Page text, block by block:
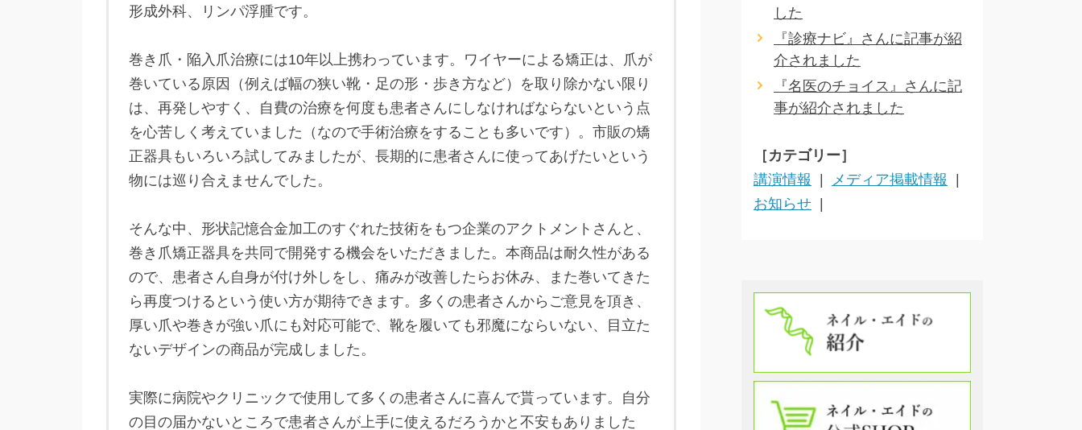
形成外科、リンパ浮腫です。
巻き爪・陥入爪治療には10年以上携わっています。ワイヤーによる矯正は、爪が
巻いている原因（例えば幅の狭い靴・足の形・歩き方など）を取り除かない限り
は、再発しやすく、自費の治療を何度も患者さんにしなければならないという点
を心苦しく考えていました（なので手術治療をすることも多いです）。市販の矯
正器具もいろいろ試してみましたが、長期的に患者さんに使ってあげたいという
物には巡り合えませんでした。
そんな中、形状記憶合金加工のすぐれた技術をもつ企業のアクトメントさんと、
巻き爪矯正器具を共同で開発する機会をいただきました。本商品は耐久性がある
ので、患者さん自身が付け外しをし、痛みが改善したらお休み、また巻いてきた
ら再度つけるという使い方が期待できます。多くの患者さんからご意見を頂き、
厚い爪や巻きが強い爪にも対応可能で、靴を履いても邪魔にならいない、目立た
ないデザインの商品が完成しました。
実際に病院やクリニックで使用して多くの患者さんに喜んで貰っています。自分
の目の届かないところで患者さんが上手に使えるだろうかと不安もありました
した
『診療ナビ』さんに記事が紹
介されました
『名医のチョイス』さんに記
事が紹介されました
［カテゴリー］
講演情報
メディア掲載情報
お知らせ